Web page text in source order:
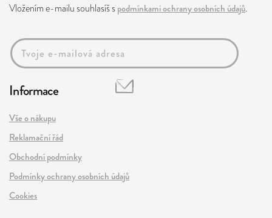
Vložením e-mailu souhlasíš spodmínkami ochrany osobních údajů.
Informace
Vše o nákupu
Reklamační řád
Obchodní podmínky
Podmínky ochrany osobních údajů
Cookies